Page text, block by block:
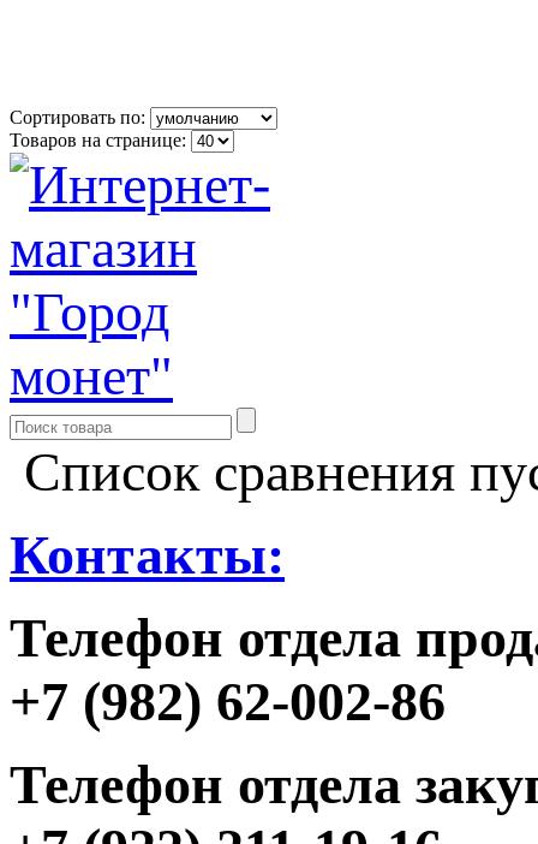
Сортировать по:
Товаров на странице:
Список сравнения
Контакты:
Телефон отдела
+7 (982) 62-002-86
Телефон отдела